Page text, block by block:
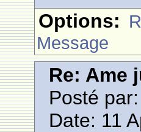
Options:
Message
Re: Ame
Posté par:
Date: 11